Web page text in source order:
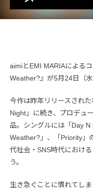
aimiとEMI MARIAによる
Weather?』が5月24日（水
今作は昨年リリースされ
Night」に続き、プロデュ
品。シングルには「Day N
Weather?」、「Priority」
代社会・SNS時代におけ
う。
生き急ぐことに慣れてし